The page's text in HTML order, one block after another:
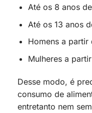
Até os 8 anos
Até os 13 anos
Homens a partir
Mulheres a
Desse modo, é
consumo de
entretanto nem